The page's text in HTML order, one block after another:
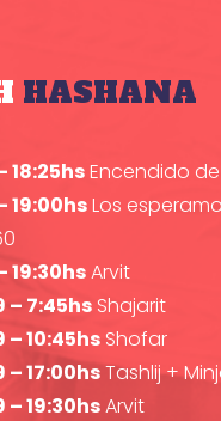
HASHANA
18:25hsEncendido
19:00hsLos
19:30hsArvit
– 7:45hsShajarit
10:45hsShofar
17:00hsTashlij +
19:30hsArvit